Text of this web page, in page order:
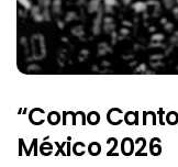
“Como
México 2026